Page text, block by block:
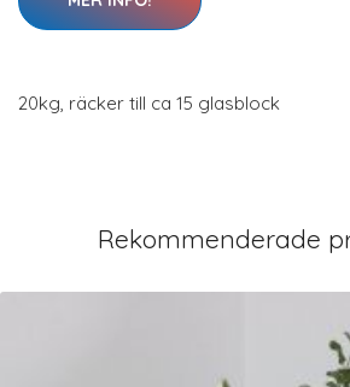
20kg, räcker till ca 15 glasblock
Rekommenderade